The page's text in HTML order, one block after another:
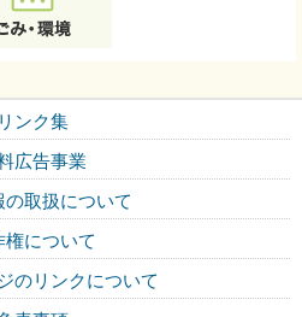
リンク集
広告事業
の取扱について
権について
のリンクについて